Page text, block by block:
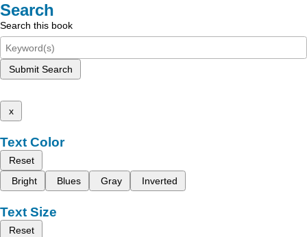
Search
Search this book
Submit Search
x
Text Color
Reset
Bright
Blues Gray Inverted
Text Size
Reset